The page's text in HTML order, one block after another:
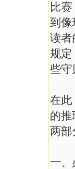
比
到像
读者
规定
些守
在此
的
两部
一